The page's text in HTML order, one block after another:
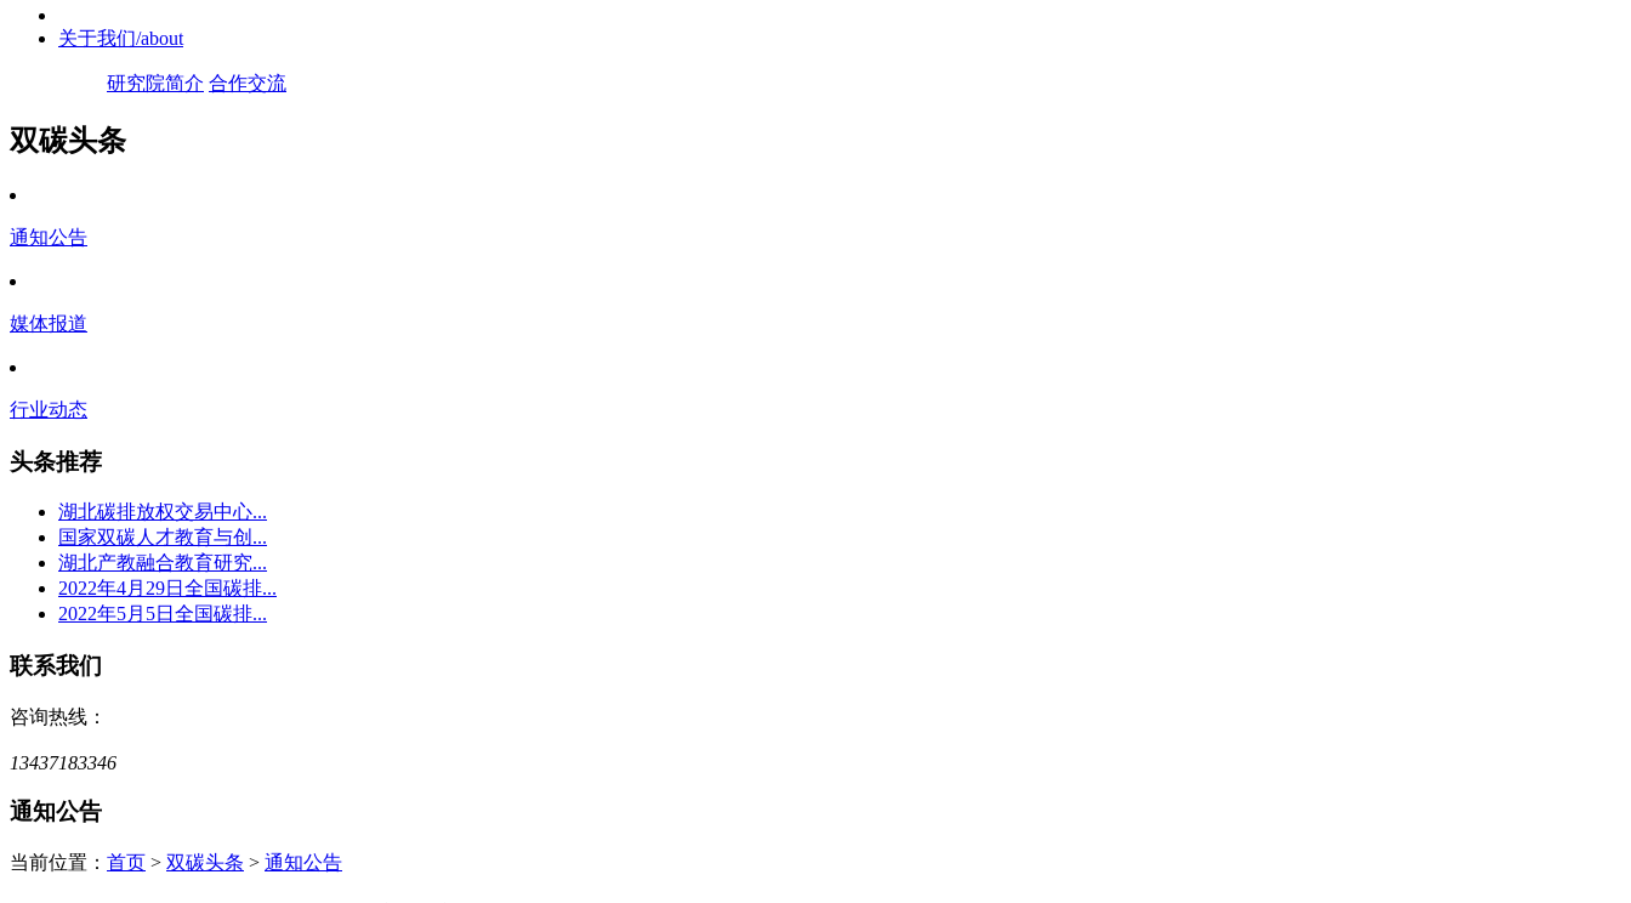
关于我们/about
研究院简介 合作交流
双碳头条
通知公告
媒体报道
行业动态
头条推荐
湖北碳排放权交易中心...
国家双碳人才教育与创...
湖北产教融合教育研究...
2022年4月29日全国碳排...
2022年5月5日全国碳排...
联系我们
咨询热线：
13437183346
通知公告
当前位置： 首页 > 双碳头条 > 通知公告